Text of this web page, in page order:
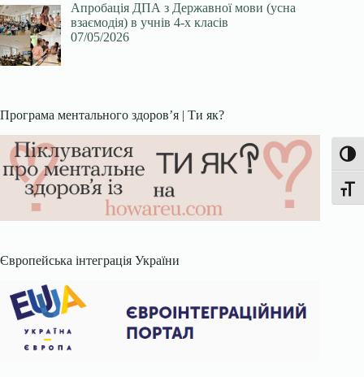
Апробація ДПА з Державної мови (усна
взаємодія) в учнів 4-х класів
07/05/2026
Програма ментального здоров’я | Ти як?
Європейська інтеграція України